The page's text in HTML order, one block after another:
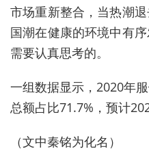
市场重新整合，当热潮
国潮在健康的环境中有
需要认真思考的。
一组数据显示，2020年
总额占比71.7%，预计
（文中秦铭为化名）